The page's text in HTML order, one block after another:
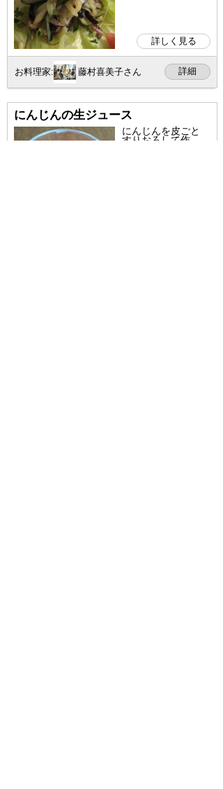
詳しく見る
お料理家: 藤村喜美子さん 詳細
にんじんの生ジュース
にんじんを皮ごと
すりおろして作